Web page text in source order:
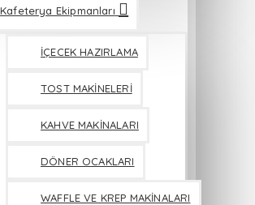
Kafeterya Ekipmanları
İÇECEK HAZIRLAMA
TOST MAKİNELERİ
KAHVE MAKİNALARI
DÖNER OCAKLARI
WAFFLE VE KREP MAKİNALARI